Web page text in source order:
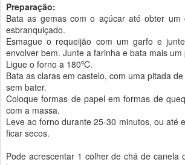
Preparação:
Bata as gemas com o açúcar até obter um
esbranquiçado.
Esmague o requeijão com um garfo e
envolver bem. Junte a farinha e bata mais um
Ligue o forno a 180ºC.
Bata as claras em castelo, com uma pitada
sem bater.
Coloque formas de papel em formas de
com a massa.
Leve ao forno durante 25-30 minutos, ou até
ficar secos.
Pode acrescentar 1 colher de chá de canela